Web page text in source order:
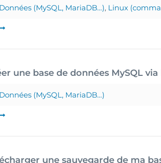
Données (MySQL, MariaDB…), Linux
une base de données MySQL via
Données (MySQL, MariaDB…)
une sauvegarde de ma